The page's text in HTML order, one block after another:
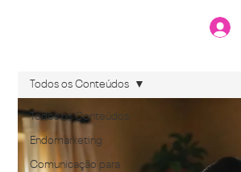
Todos os Conteúdos
Endomarketing
Comunicação para
Todos os Conteúdos